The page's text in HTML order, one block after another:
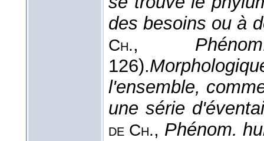
des besoins ou à
Ch.,
126).
l'ensemble,
une série
de Ch., Phénom.